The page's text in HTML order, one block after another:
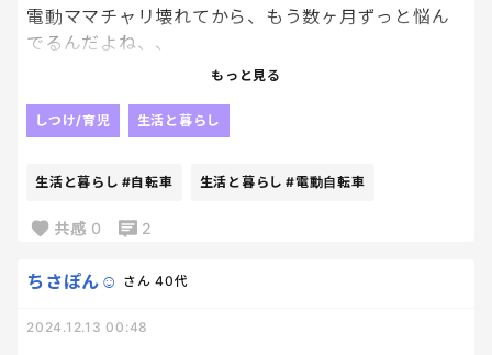
電動ママチャリ壊れてから、もう数ヶ月ずっと悩ん
でるんだよね、、
末っ子はまだ年中さん。
あるしなぁ。
またチャイルドシート付きの電動自転車買うべきな
それとも「あと少し」を考えて普通の自転車にする
もっと見る
しつけ/育児 生活と暮らし
生活と暮らし #自転車 生活と暮らし #電動自転車
共感 0 2
ちさぽん☺︎ さん 40代
2024.12.13 00:48